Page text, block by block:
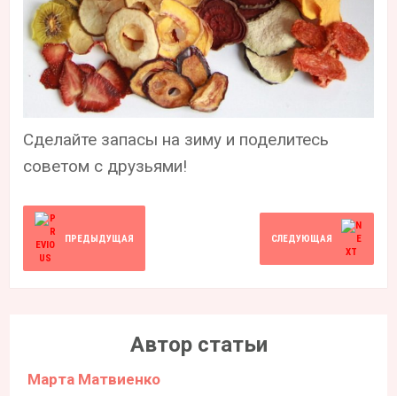
Сделайте запасы на зиму и поделитесь
советом с друзьями!
ПРЕДЫДУЩАЯ СЛЕДУЮЩАЯ
Автор статьи
Марта Матвиенко